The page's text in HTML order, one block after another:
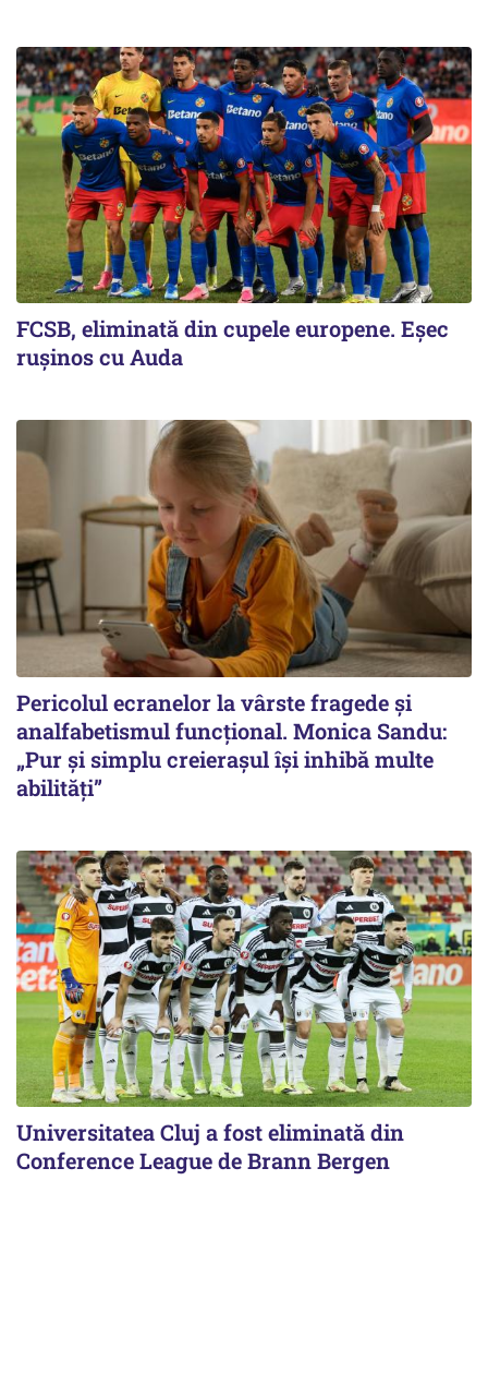
FCSB, eliminată din cupele europene. Eşec
ruşinos cu Auda
Pericolul ecranelor la vârste fragede și
analfabetismul funcțional. Monica Sandu:
„Pur și simplu creierașul își inhibă multe
abilități”
Universitatea Cluj a fost eliminată din
Conference League de Brann Bergen